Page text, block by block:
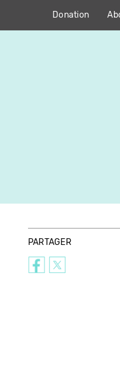
Donation
PARTAGER